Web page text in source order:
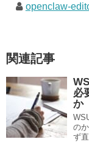
openclaw-
関連記事
必
か
の
ず